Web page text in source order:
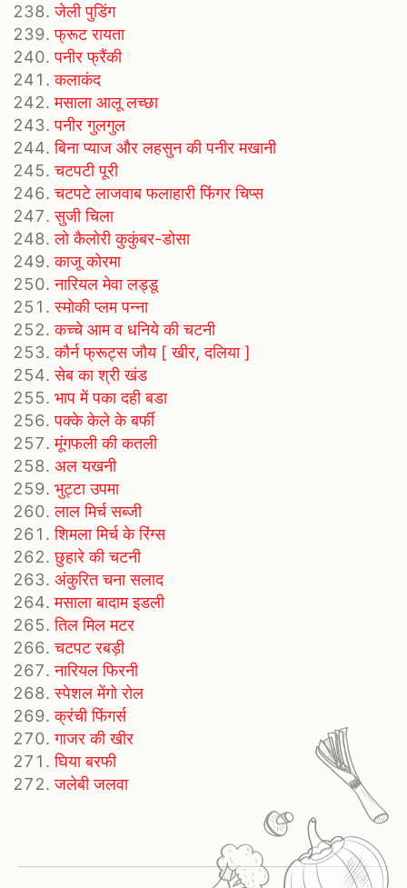
जेली पुडिंग
फ्रूट रायता
पनीर फ्रैंकी
कलाकंद
मसाला आलू लच्छा
पनीर गुलगुल
बिना प्याज और लहसुन की पनीर मखानी
चटपटी पूरी
चटपटे लाजवाब फलाहारी फिंगर चिप्स
सुजी चिला
लो कैलोरी कुकुंबर-डोसा
काजू कोरमा
नारियल मेवा लड्डू
स्मोकी प्लम पन्ना
कच्चे आम व धनिये की चटनी
कौर्न फ्रूट्स जौय [ खीर, दलिया ]
सेब का श्री खंड
भाप में पका दही बडा
पक्के केले के बर्फी
मूंगफली की कतली
अल यखनी
भुट्टा उपमा
लाल मिर्च सब्जी
शिमला मिर्च के रिंग्स
छुहारे की चटनी
अंकुरित चना सलाद
मसाला बादाम इडली
तिल मिल मटर
चटपट रबड़ी
नारियल फिरनी
स्पेशल मेंगो रोल
क्रंची फिंगर्स
गाजर की खीर
घिया बरफी
जलेबी जलवा